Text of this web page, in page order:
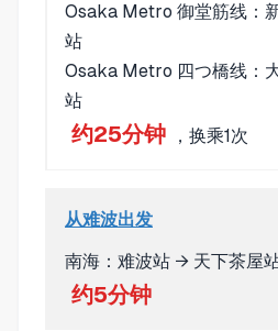
Osaka Metro 御堂筋线：
站
Osaka Metro 四つ橋线：
站
约25分钟 ，换乘1次
从难波出发
南海：难波站 → 天下茶屋
约5分钟